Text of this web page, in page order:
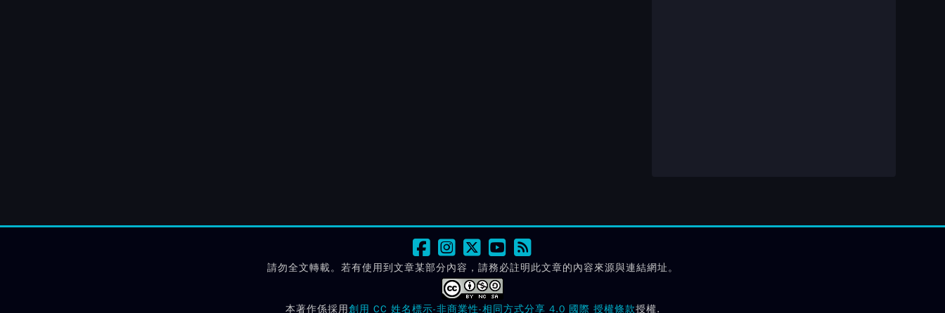
請勿全文轉載。若有使用到文章某部分內容，請務必註明此文章的內容來源與連結網址。
本著作係採用創用 CC 姓名標示-非商業性-相同方式分享 4.0 國際 授權條款授權.